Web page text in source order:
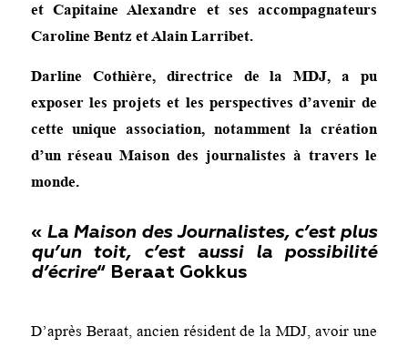
et Capitaine Alexandre et ses accompagnateurs
Caroline Bentz et Alain Larribet.
Darline Cothière, directrice de la MDJ, a pu
exposer les projets et les perspectives d’avenir de
cette unique association, notamment la création
d’un réseau Maison des journalistes à travers le
monde.
« La Maison des Journalistes, c’est plus
qu’un toit, c’est aussi la possibilité
d’écrire“ Beraat Gokkus
D’après Beraat, ancien résident de la MDJ, avoir une